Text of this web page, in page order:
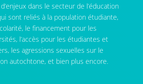
dans le secteur de l’éducation
sont reliés à la population étudiante,
le financement pour les
l’accès pour les étudiantes et
les agressions sexuelles sur le
autochtone, et bien plus encore.